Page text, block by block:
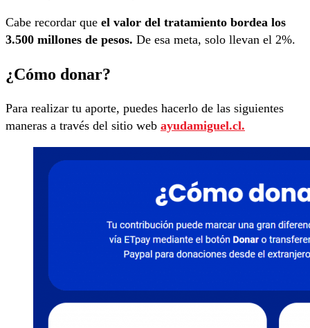
Cabe recordar que el valor del tratamiento bordea los
3.500 millones de pesos. De esa meta, solo llevan el 2%.
¿Cómo donar?
Para realizar tu aporte, puedes hacerlo de las siguientes
maneras a través del sitio web ayudamiguel.cl.